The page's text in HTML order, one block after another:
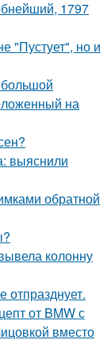
1797
"Пустует", но и
на
выяснили
обратной
колонну
отпразднует.
от BMW с
вместо